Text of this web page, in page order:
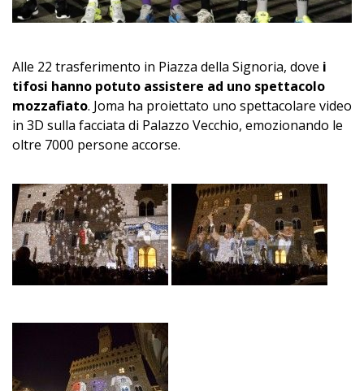
Alle 22 trasferimento in Piazza della Signoria, dove i
tifosi hanno potuto assistere ad uno spettacolo
mozzafiato. Joma ha proiettato uno spettacolare video
in 3D sulla facciata di Palazzo Vecchio, emozionando le
oltre 7000 persone accorse.